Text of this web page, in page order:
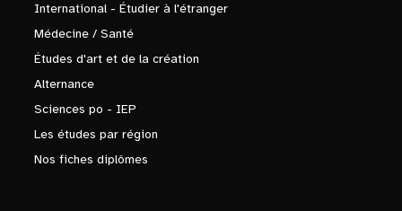
International - Étudier à l'étranger
Médecine / Santé
Études d'art et de la création
Alternance
Sciences po - IEP
Les études par région
Nos fiches diplômes